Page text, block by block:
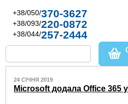
+38/050/370-3627
+38/093/220-0872
+38/044/257-2444
24 СІЧНЯ 2019
Microsoft додала Office 365